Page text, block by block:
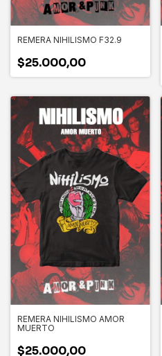
REMERA NIHILISMO F32.9
$25.000,00
REMERA NIHILISMO AMOR
MUERTO
$25.000,00